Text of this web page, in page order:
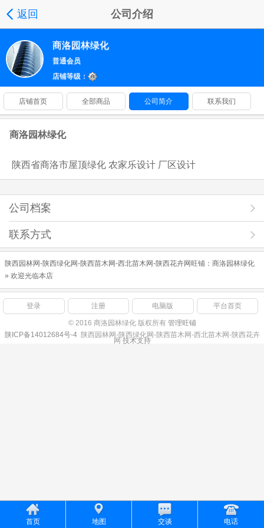
返回 公司介绍
商洛园林绿化
普通会员
店铺等级：
店铺首页 全部商品 公司简介 联系我们
商洛园林绿化
陕西省商洛市屋顶绿化 农家乐设计 厂区设计
公司档案
联系方式
陕西园林网-陕西绿化网-陕西苗木网-西北苗木网-陕西花卉网旺铺： 商洛园林绿化
» 欢迎光临本店
登录 注册 电脑版 平台首页
© 2016 商洛园林绿化 版权所有 管理旺铺
陕ICP备14012684号-4 陕西园林网-陕西绿化网-陕西苗木网-西北苗木网-陕西花卉
网 技术支持
首页 地图 交谈 电话